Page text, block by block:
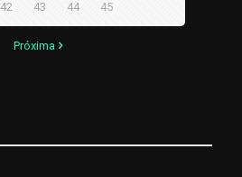
42 43 44 45
Próxima